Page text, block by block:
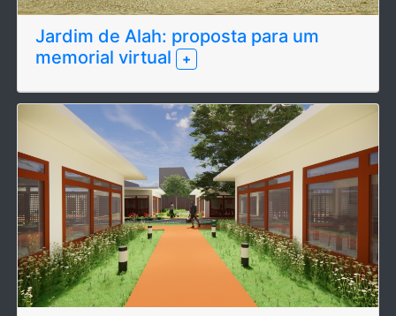
Jardim de Alah: proposta para um
memorial virtual
+